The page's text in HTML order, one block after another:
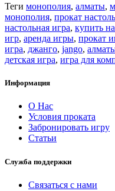
Теги монополия, алматы,
монополия, прокат
настольная игра, купить
игр, аренда игры, прокат
игра, джанго, jango,
детская игра, игра для
Информация
О Нас
Условия проката
Забронировать игру
Статьи
Служба поддержки
Связаться с нами